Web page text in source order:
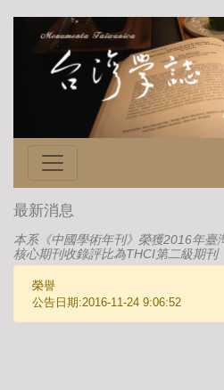
最新消息
本系《中國學術年刊》榮獲2016年臺
核心期刊收錄評比為THCI第二級期刊
榮譽
公告日期:2016-11-24 9:06:52